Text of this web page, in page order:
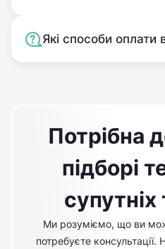
Які способи оплати
Потрібна
підборі
супутніх
Ми розуміємо, що ви
потребуєте